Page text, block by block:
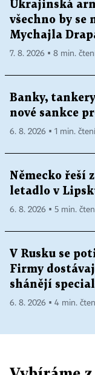
Ukrajinská
všechno by se
Mychajla
7. 8. 2026 ▪ 8 min.
Banky,
nové sankce
6. 8. 2026 ▪ 1 min. čtení
Německo řeší
letadlo v
6. 8. 2026 ▪ 5 min.
V Rusku se
Firmy
shánějí
6. 8. 2026 ▪ 4 min.